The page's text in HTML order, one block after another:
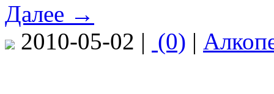
Далее →
2010-05-02 | (0) |